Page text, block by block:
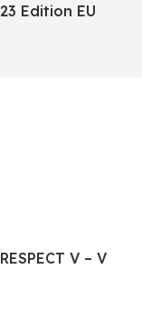
Edition EU
V – V